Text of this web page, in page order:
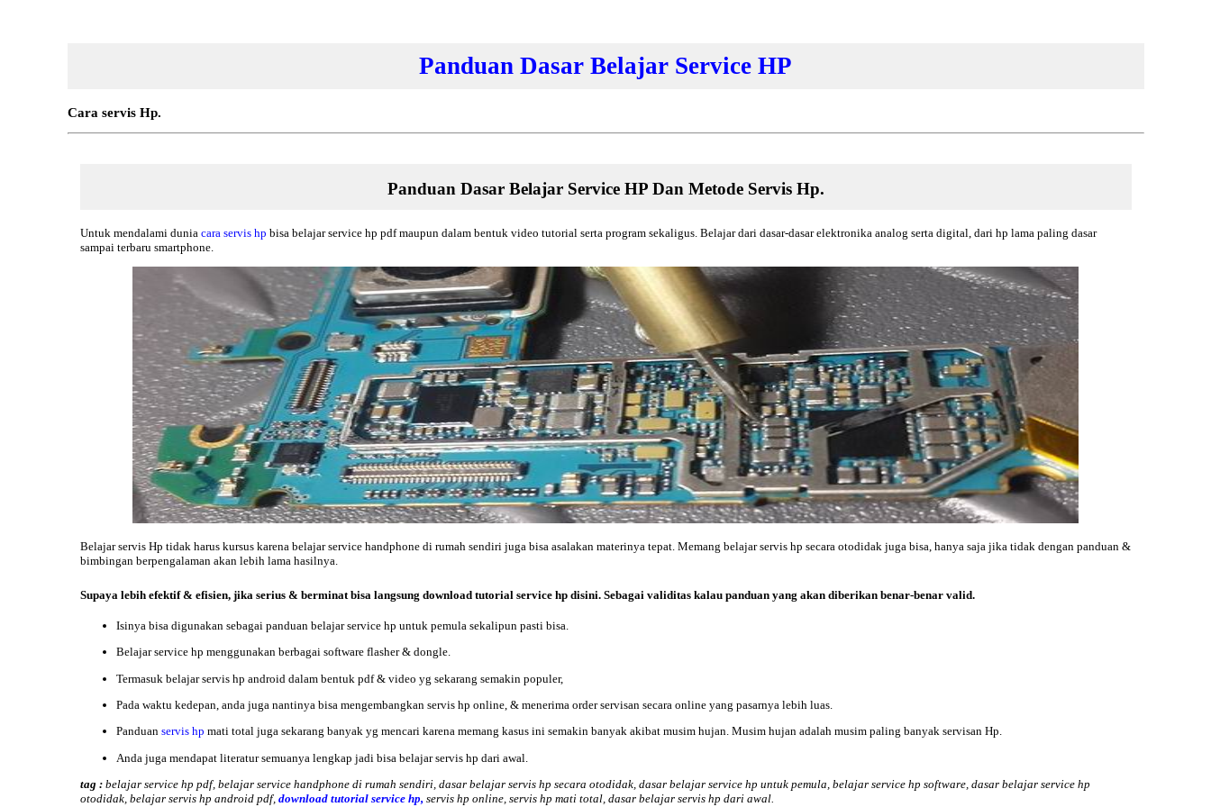
Panduan Dasar Belajar Service HP
Cara servis Hp.
Panduan Dasar Belajar Service HP Dan Metode Servis Hp.
Untuk mendalami dunia cara servis hp bisa belajar service hp pdf maupun dalam bentuk video tutorial serta program sekaligus. Belajar dari dasar-dasar elektronika analog serta digital, dari hp lama paling dasar
sampai terbaru smartphone.
Belajar servis Hp tidak harus kursus karena belajar service handphone di rumah sendiri juga bisa asalakan materinya tepat. Memang belajar servis hp secara otodidak juga bisa, hanya saja jika tidak dengan panduan &
bimbingan berpengalaman akan lebih lama hasilnya.
Supaya lebih efektif & efisien, jika serius & berminat bisa langsung download tutorial service hp disini. Sebagai validitas kalau panduan yang akan diberikan benar-benar valid.
Isinya bisa digunakan sebagai panduan belajar service hp untuk pemula sekalipun pasti bisa.
Belajar service hp menggunakan berbagai software flasher & dongle.
Termasuk belajar servis hp android dalam bentuk pdf & video yg sekarang semakin populer,
Pada waktu kedepan, anda juga nantinya bisa mengembangkan servis hp online, & menerima order servisan secara online yang pasarnya lebih luas.
Panduan servis hp mati total juga sekarang banyak yg mencari karena memang kasus ini semakin banyak akibat musim hujan. Musim hujan adalah musim paling banyak servisan Hp.
Anda juga mendapat literatur semuanya lengkap jadi bisa belajar servis hp dari awal.
tag :belajar service hp pdf, belajar service handphone di rumah sendiri, dasar belajar servis hp secara otodidak, dasar belajar service hp untuk pemula, belajar service hp software, dasar belajar service hp
otodidak, belajar servis hp android pdf, download tutorial service hp, servis hp online, servis hp mati total, dasar belajar servis hp dari awal.